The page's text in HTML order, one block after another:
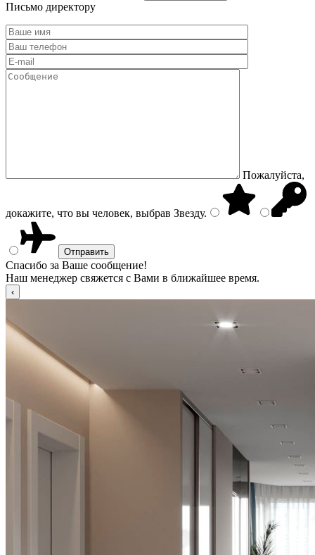
Письмо директору
Пожалуйста,
докажите, что вы человек, выбрав Звезду.
Спасибо за Ваше сообщение!
Наш менеджер свяжется с Вами в ближайшее время.